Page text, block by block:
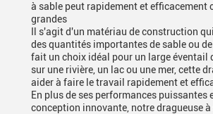
à sable peut rapidement et efficacement
grandes
Il s'agit d'un matériau de construction
des quantités importantes de sable ou de
fait un choix idéal pour un large éventail
sur une rivière, un lac ou une mer, cette
aider à faire le travail rapidement et
En plus de ses performances puissantes
conception innovante, notre dragueuse à